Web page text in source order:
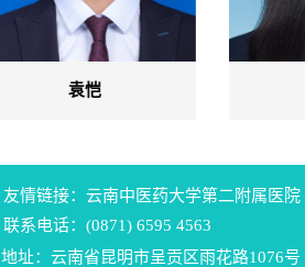
袁恺
友情链接：云南中医药大学第二附属医院
联系电话：(0871) 6595 4563
地址：云南省昆明市呈贡区雨花路1076号